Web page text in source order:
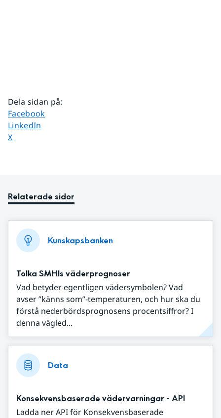
Dela sidan på:
Dela sidan på
Facebook
Dela sidan på
LinkedIn
Dela sidan på
X
Relaterade sidor
Kunskapsbanken
Tolka SMHIs väderprognoser
Vad betyder egentligen vädersymbolen? Vad
avser ”känns som”-temperaturen, och hur ska du
förstå nederbördsprognosens procentsiffror? I
denna vägled...
Data
Konsekvensbaserade vädervarningar - API
Ladda ner API för Konsekvensbaserade